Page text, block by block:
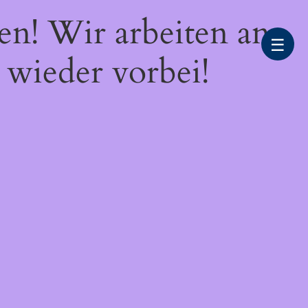
Wir arbeiten an
vorbei!
☰